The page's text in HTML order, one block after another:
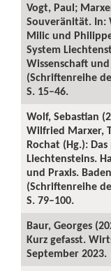
Vogt, Paul;
Souveränität. In:
Milic und
System
Wissenschaft
(Schriftenreihe
S. 15–46.
Wolf, Sebastian
Wilfried Marxer,
Rochat (Hg.):
Liechtensteins.
und Praxis.
(Schriftenreihe
S. 79–100.
Baur, Georges
Kurz gefasst.
September 2023.